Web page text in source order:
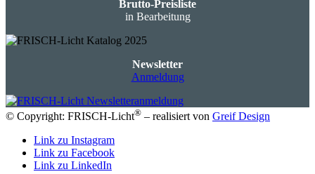
Brutto-Preisliste
in Bearbeitung
Newsletter
Anmeldung
© Copyright: FRISCH-Licht® – realisiert von Greif Design
Link zu Instagram
Link zu Facebook
Link zu LinkedIn